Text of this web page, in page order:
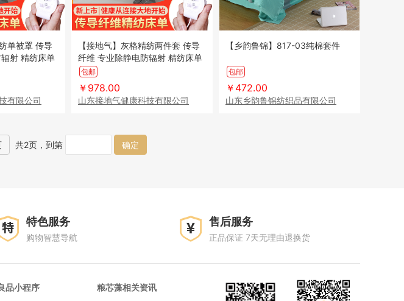
单被罩 传导
射 精纺床单
有限公司
【接地气】灰格精纺两件套 传导
纤维 专业除静电防辐射 精纺床单
助眠
包邮
￥978.00
山东接地气健康科技有限公司
【乡韵鲁锦】817-03纯棉套件
包邮
￥472.00
山东乡韵鲁锦纺织品有限公司
共2页，到第 确定
特色服务
购物智慧导航
售后服务
正品保证 7天无理由退换货
品小程序 粮芯藻相关资讯